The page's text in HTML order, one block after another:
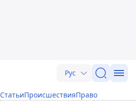
Рус
СтатьиПроисшествияПраво